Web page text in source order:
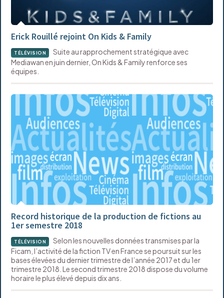
Erick Rouillé rejoint On Kids & Family
TÉLÉVISION
Suite au rapprochement stratégique avec
Mediawan en juin dernier, On Kids & Family renforce ses
équipes.
Record historique de la production de fictions au
1er semestre 2018
TÉLÉVISION
Selon les nouvelles données transmises par la
Ficam, l’activité de la fiction TV en France se poursuit sur les
bases élevées du dernier trimestre de l’année 2017 et du 1er
trimestre 2018. Le second trimestre 2018 dispose du volume
horaire le plus élevé depuis dix ans.